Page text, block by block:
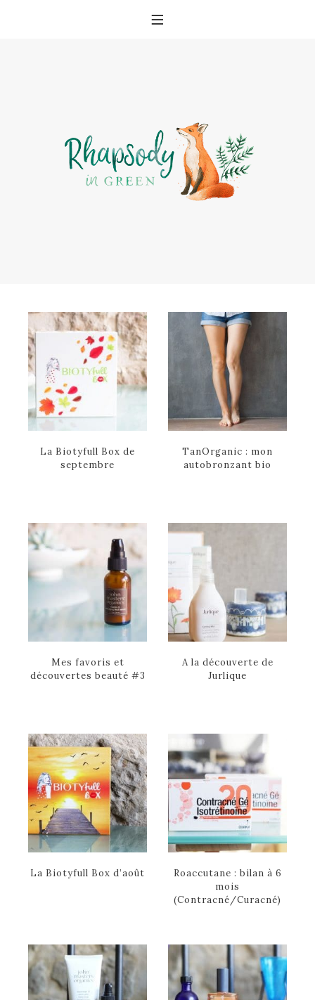
La Biotyfull Box de
septembre
TanOrganic : mon
autobronzant bio
Mes favoris et
découvertes beauté #3
A la découverte de
Jurlique
La Biotyfull Box d’août
Roaccutane : bilan à 6
mois
(Contracné/Curacné)